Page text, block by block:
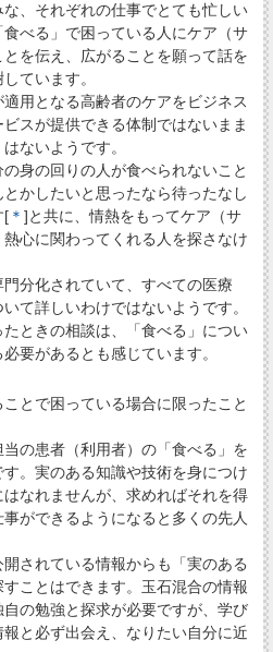
、それぞれの仕事でとても忙しい
べる」で困っている人にケア（サ
を伝え、広がることを願って話を
ています。
用となる高齢者のケアをビジネス
スが提供できる体制ではないまま
ないようです。
身の回りの人が食べられないこと
かしたいと思ったなら待ったなし
[＊ ]と共に、情熱をもってケア（サ
心に関わってくれる人を探さなけ
分化されていて、すべての医療
て詳しいわけではないようです。
ときの相談は、「食べる」につい
要があるとも感じています。
とで困っている場合に限ったこと
の患者（利用者）の「食べる」を
。実のある知識や技術を身につけ
なれませんが、求めればそれを得
ができるようになると多くの先人
されている情報からも「実のある
ことはできます。玉石混合の情報
の勉強と探求が必要ですが、学び
と必ず出会え、なりたい自分に近